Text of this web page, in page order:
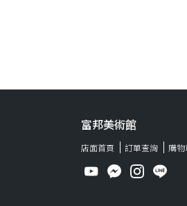
富邦美術館
店面首頁 訂單查詢 購